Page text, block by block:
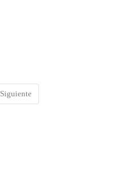
Siguiente